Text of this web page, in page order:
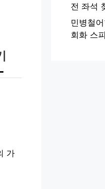
가
전 좌석
민병철
회화 스